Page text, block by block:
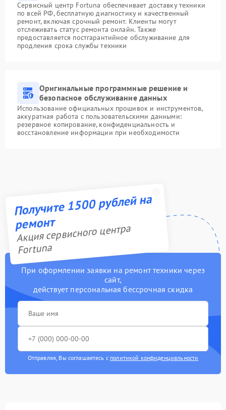
Сервисный центр Fortuna обеспечивает доставку техники
по всей РФ, бесплатную диагностику и качественный
ремонт, включая срочный ремонт. Клиенты могут
отслеживать статус ремонта онлайн. Также
предоставляется постгарантийное обслуживание для
продления срока службы техники
Оригинальные программные решение и
безопасное обслуживание данных
Использование официальных прошивок и инструментов,
аккуратная работа с пользовательскими данными:
резервное копирование, конфиденциальность и
восстановление информации при необходимости
Получите 1500 рублей на
ремонт
Акция сервисного центра
Fortuna
При оформлении заявки на ремонт техники через
сайт,
действует персональная бессрочная скидка
Отправляя, Вы соглашаетесь с политикой конфиденциальности